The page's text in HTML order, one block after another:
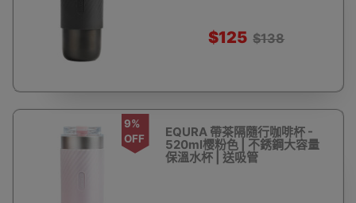
$125 $138
9%
OFF
EQURA 帶茶隔隨行咖啡杯 -
520ml樱粉色 | 不銹鋼大容量
保溫水杯 | 送吸管